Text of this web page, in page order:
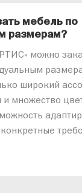
мебель по
размерам?
можно
широкий
множество